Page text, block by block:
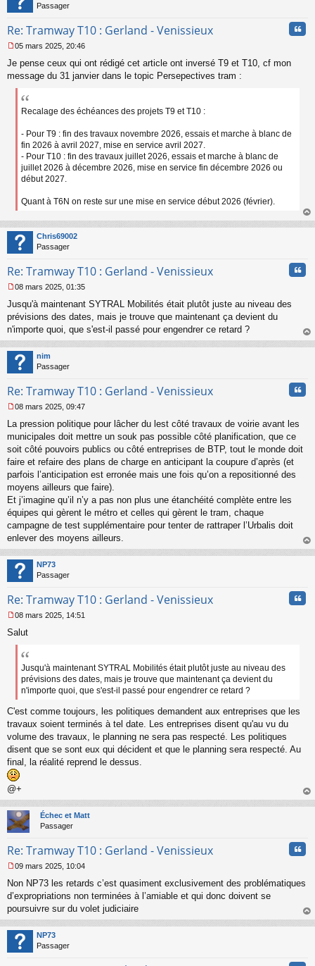
Passager
Re: Tramway T10 : Gerland - Venissieux
e
s
05 mars 2025, 20:46
Je pense ceux qui ont rédigé cet article ont inversé T9 et T10, cf mon
message du 31 janvier dans le topic Persepectives tram :
Recalage des échéances des projets T9 et T10 :
- Pour T9 : fin des travaux novembre 2026, essais et marche à blanc de
fin 2026 à avril 2027, mise en service avril 2027.
- Pour T10 : fin des travaux juillet 2026, essais et marche à blanc de
juillet 2026 à décembre 2026, mise en service fin décembre 2026 ou
début 2027.
Quant à T6N on reste sur une mise en service début 2026 (février).
au
Chris69002
Passager
Re: Tramway T10 : Gerland - Venissieux
e
s
s
g
e
n
n
u
08 mars 2025, 01:35
Jusqu'à maintenant SYTRAL Mobilités était plutôt juste au niveau des
prévisions des dates, mais je trouve que maintenant ça devient du
n'importe quoi, que s'est-il passé pour engendrer ce retard ?
au
nim
Passager
Re: Tramway T10 : Gerland - Venissieux
e
s
s
a
g
e
n
o
n
l
u
08 mars 2025, 09:47
La pression politique pour lâcher du lest côté travaux de voirie avant les
municipales doit mettre un souk pas possible côté planification, que ce
soit côté pouvoirs publics ou côté entreprises de BTP, tout le monde doit
faire et refaire des plans de charge en anticipant la coupure d’après (et
parfois l’anticipation est erronée mais une fois qu’on a repositionné des
moyens ailleurs que faire).
Et j’imagine qu’il n’y a pas non plus une étanchéité complète entre les
équipes qui gèrent le métro et celles qui gèrent le tram, chaque
campagne de test supplémentaire pour tenter de rattraper l’Urbalis doit
enlever des moyens ailleurs.
au
NP73
Passager
Re: Tramway T10 : Gerland - Venissieux
e
s
l
u
08 mars 2025, 14:51
Salut
Jusqu'à maintenant SYTRAL Mobilités était plutôt juste au niveau des
prévisions des dates, mais je trouve que maintenant ça devient du
n'importe quoi, que s'est-il passé pour engendrer ce retard ?
C'est comme toujours, les politiques demandent aux entreprises que les
travaux soient terminés à tel date. Les entreprises disent qu'au vu du
volume des travaux, le planning ne sera pas respecté. Les politiques
disent que se sont eux qui décident et que le planning sera respecté. Au
final, la réalité reprend le dessus.
@+
au
Échec et Matt
Passager
Re: Tramway T10 : Gerland - Venissieux
e
s
s
g
e
n
09 mars 2025, 10:04
Non NP73 les retards c’est quasiment exclusivement des problématiques
d’expropriations non terminées à l’amiable et qui donc doivent se
poursuivre sur du volet judiciaire
au
NP73
Passager